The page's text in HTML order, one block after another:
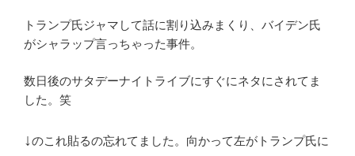
トランプ氏ジャマして話に割り込みまくり、バイデン氏
がシャラップ言っちゃった事件。
数日後のサタデーナイトライブにすぐにネタにされてま
した。笑
↓のこれ貼るの忘れてました。向かって左がトランプ氏に